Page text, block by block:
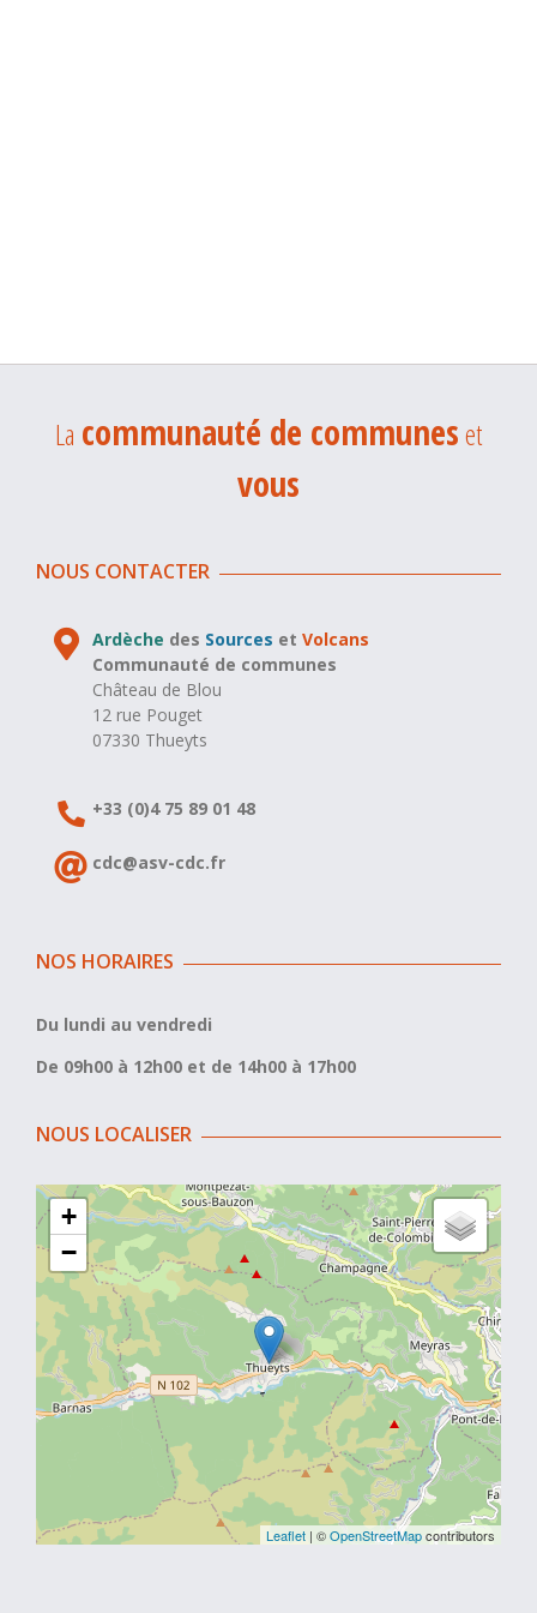
La communauté de communeset
vous
NOUS CONTACTER
Ardèche des Sources etVolcans
Communauté de communes
Château de Blou
12 rue Pouget
07330 Thueyts
+33 (0)4 75 89 01 48
cdc@asv-cdc.fr
NOS HORAIRES
Du lundi au vendredi
De 09h00 à 12h00 et de 14h00 à 17h00
NOUS LOCALISER
+
−
Leaflet | ©OpenStreetMapcontributors